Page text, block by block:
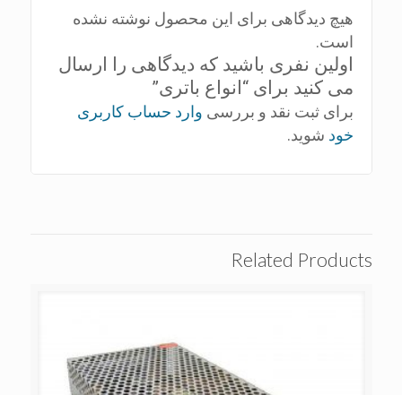
هیچ دیدگاهی برای این محصول نوشته نشده
است.
اولین نفری باشید که دیدگاهی را ارسال
می کنید برای “انواع باتری”
برای ثبت نقد و بررسی وارد حساب کاربری
خود شوید.
Related Products